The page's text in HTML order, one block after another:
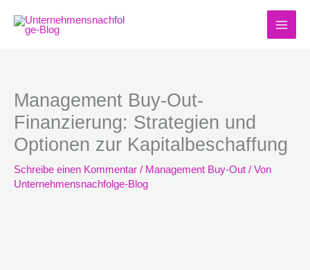
Inhalt
springen
Management Buy-Out-
Finanzierung: Strategien und
Optionen zur Kapitalbeschaffung
Schreibe einen Kommentar / Management Buy-Out / Von
Unternehmensnachfolge-Blog